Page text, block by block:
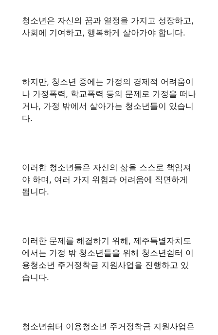
청소년은 자신의 꿈과 열정을 가지고 성장하고,
사회에 기여하고, 행복하게 살아가야 합니다.
하지만, 청소년 중에는 가정의 경제적 어려움이
나 가정폭력, 학교폭력 등의 문제로 가정을 떠나
거나, 가정 밖에서 살아가는 청소년들이 있습니
다.
이러한 청소년들은 자신의 삶을 스스로 책임져
야 하며, 여러 가지 위험과 어려움에 직면하게
됩니다.
이러한 문제를 해결하기 위해, 제주특별자치도
에서는 가정 밖 청소년들을 위해 청소년쉼터 이
용청소년 주거정착금 지원사업을 진행하고 있
습니다.
청소년쉼터 이용청소년 주거정착금 지원사업은